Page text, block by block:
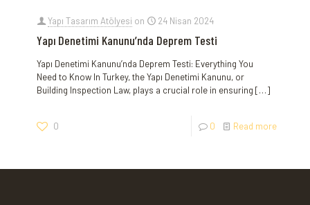
Yapı Tasarım Atölyesi on 24 Nisan 2024
Yapı Denetimi Kanunu’nda Deprem Testi
Yapı Denetimi Kanunu’nda Deprem Testi: Everything You
Need to Know In Turkey, the Yapı Denetimi Kanunu, or
Building Inspection Law, plays a crucial role in ensuring […]
0 0 Read more